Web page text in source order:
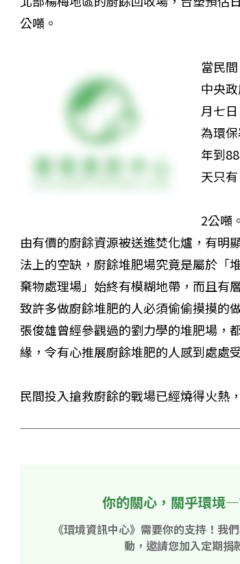
公噸。
當民
中央
月七
為環
年到
天只有
2公噸
由有價的廚餘資源被送進焚化爐，有明
法上的空缺，廚餘堆肥場究竟是屬於「
棄物處理場」始終有模糊地帶，而且有
致許多做廚餘堆肥的人必須偷偷摸摸的
張俊雄曾經參觀過的劉力學的堆肥場，
緣，令有心推展廚餘堆肥的人感到處處
民間投入搶救廚餘的戰場已經燒得火熱
你的關心，關乎環境
《環境資訊中心》需要你的支持！我
動，邀請您加入定期捐